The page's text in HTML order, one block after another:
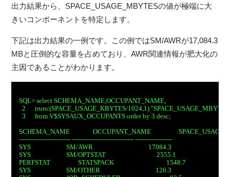
出力結果から、SPACE_USAGE_MBYTESの値が極端に大
きいコンポーネントを特定します。
下記は出力結果の一例です。この例ではSM/AWRが17,084.3
MBと圧倒的な容量を占めており、AWR関連情報が肥大化の
主因であることがわかります。
SQL> select SCHEMA_NAME,OCCUPANT_NAME,
2      trunc(SPACE_USAGE_KBYTES/1024,1)
  3      from V$SYSAUX_OCCUPANTS order by 3 desc;
SCHEMA_NAME               OCCUPANT_NAME
------------------------- ------------------------------ ------------------
SYS                       SM/AWR                                    17084.3
SYS                       SM/OPTSTAT                                 2555.1
PERFSTAT                  STATSPACK                                  1548.7
SYS                       SM/OTHER                                    126.3